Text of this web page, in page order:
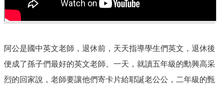
家
庭
影
音
區
阿公是國中英文老師，退休前，天天指導學生們英文，退休後
便成了孫子們最好的英文老師。一天，就讀五年級的勳興高采
烈的回家說，老師要讓他們寄卡片給耶誕老公公，二年級的甄